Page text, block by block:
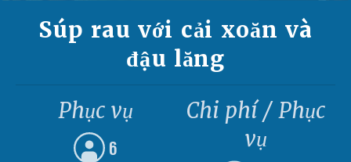
Súp rau với cải xoăn và
đậu lăng
Phục vụ
6
Chi phí / Phục
vụ